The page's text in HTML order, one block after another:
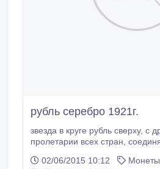
рубль серебро 1921г.
звезда в круге рубль сверху, с др. стороны
пролетарии всех стран, соединяйтесь!герб серп и
02/06/2015 10:12
Монеты